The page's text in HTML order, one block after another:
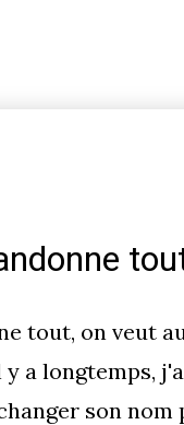
tout, on veut
a longtemps,
son nom